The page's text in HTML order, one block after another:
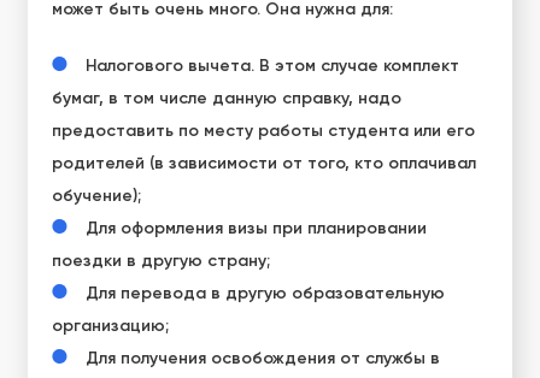
может быть очень много. Она нужна для:
Налогового вычета. В этом случае комплект
бумаг, в том числе данную справку, надо
предоставить по месту работы студента или его
родителей (в зависимости от того, кто оплачивал
обучение);
Для оформления визы при планировании
поездки в другую страну;
Для перевода в другую образовательную
организацию;
Для получения освобождения от службы в